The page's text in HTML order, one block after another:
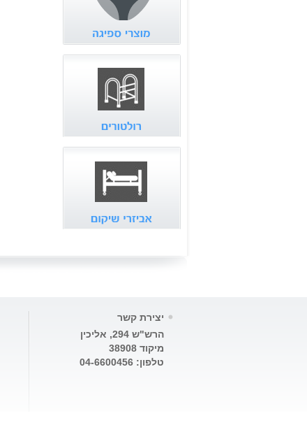
יצירת קשר
הרש"ש 294, אליכין
מיקוד 38908
טלפון: 04-6600456